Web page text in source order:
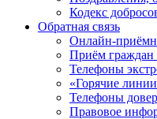
Кодекс
Обратная связь
Онлайн-
Приём
Телефоны
«Горячие
Телефоны
Правовое